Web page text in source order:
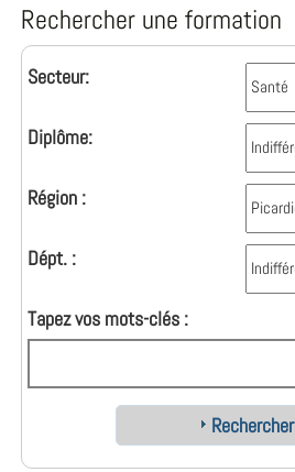
Rechercher une formation
Secteur:
Diplôme:
Région :
Dépt. :
Tapez vos mots-clés :
Rechercher